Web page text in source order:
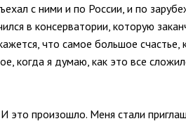
с ними и по России, и по
в консерватории, которую
что самое большое
когда я думаю, как это все
это произошло. Меня стали